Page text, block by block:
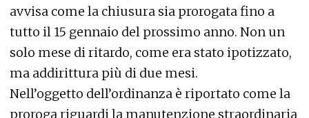
avvisa come la chiusura sia prorogata fino a
tutto il 15 gennaio del prossimo anno. Non un
solo mese di ritardo, come era stato ipotizzato,
ma addirittura più di due mesi.
Nell’oggetto dell’ordinanza è riportato come la
proroga riguardi la manutenzione straordinaria